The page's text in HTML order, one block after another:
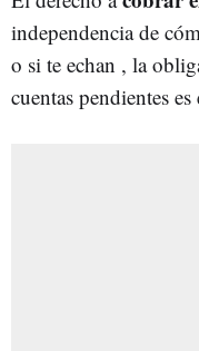
independencia de
o si te echan , la
cuentas pendientes